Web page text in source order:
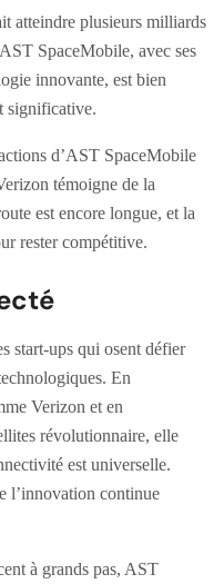
atteindre plusieurs milliards
SpaceMobile, avec ses
innovante, est bien
significative.
d’AST SpaceMobile
témoigne de la
est encore longue, et la
rester compétitive.
start-ups qui osent défier
En
Verizon et en
révolutionnaire, elle
est universelle.
l’innovation continue
à grands pas, AST